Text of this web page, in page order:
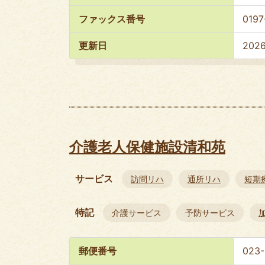
ファックス番号
更新日
介護老人保健施設清和苑
サービス 訪問リハ 通所リハ 短期
特記 介護サービス 予防サービス
郵便番号